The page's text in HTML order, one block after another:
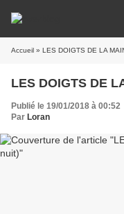
Accueil » LES DOIGTS DE LA
LES DOIGTS DE
Publié le 19/01/2018 à 00:52
Par Loran